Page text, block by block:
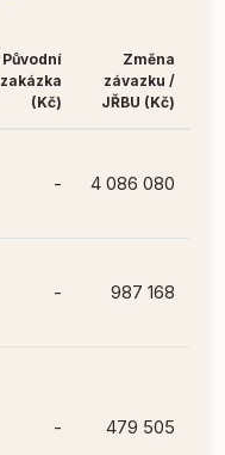
Původní
zakázka
(Kč)
Změna
závazku /
JŘBU (Kč)
- 4 086 080
- 987 168
- 479 505